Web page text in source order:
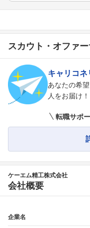
フ
スカウト・オファ
キャリコ
あなたの希
人をお届け！
転職サポ
ケーエム精工株式会社
会社概要
企業名